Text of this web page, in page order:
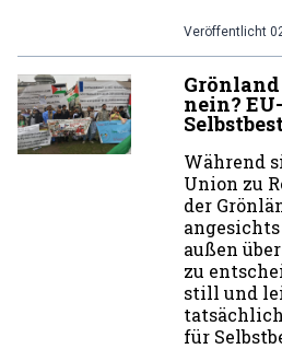
Veröffentlicht
nein?
Während
Union zu
der
außen
zu
still und
für